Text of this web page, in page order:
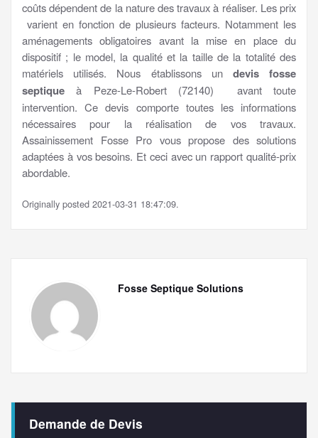
coûts dépendent de la nature des travaux à réaliser. Les prix
varient en fonction de plusieurs facteurs. Notamment les
aménagements obligatoires avant la mise en place du
dispositif ; le model, la qualité et la taille de la totalité des
matériels utilisés. Nous établissons un devis fosse
septique à Peze-Le-Robert (72140) avant toute
intervention. Ce devis comporte toutes les informations
nécessaires pour la réalisation de vos travaux.
Assainissement Fosse Pro vous propose des solutions
adaptées à vos besoins. Et ceci avec un rapport qualité-prix
abordable.
Originally posted 2021-03-31 18:47:09.
Fosse Septique Solutions
Demande de Devis